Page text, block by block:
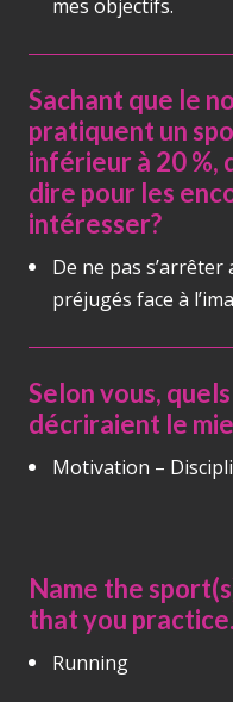
mes objectifs.
Sachant que le
pratiquent un
inférieur à 20 %,
dire pour les
intéresser?
De ne pas
préjugés face à
Selon vous,
décriraient le
Motivation –
Name the
that you practice.
Running